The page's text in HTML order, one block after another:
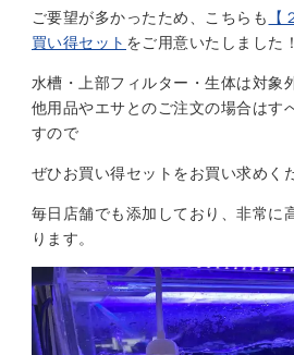
ご要望が多かったため、こちらも
買い得セット をご用意いたしました！
水槽・上部フィルター・生体は対象
他用品やエサとのご注文の場合はす
すので
ぜひお買い得セットをお買い求めく
毎日店舗でも添加しており、非常に
ります。